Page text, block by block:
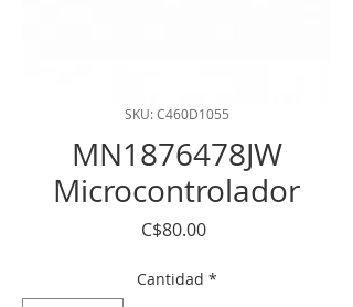
SKU: C460D1055
MN1876478JW
Microcontrolador
C$80.00Precio
Cantidad *